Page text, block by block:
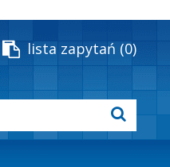
lista zapytań 0